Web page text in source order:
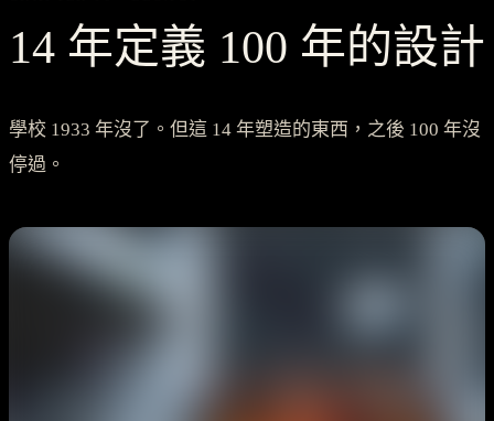
14 年定義 100 年的設計
學校 1933 年沒了。但這 14 年塑造的東西，之後 100 年沒
停過。